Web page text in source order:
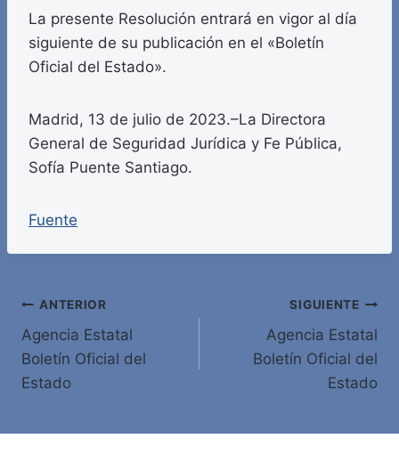
La presente Resolución entrará en vigor al día
siguiente de su publicación en el «Boletín
Oficial del Estado».
Madrid, 13 de julio de 2023.–La Directora
General de Seguridad Jurídica y Fe Pública,
Sofía Puente Santiago.
Fuente
Navegación
de
entradas
ANTERIOR
Agencia Estatal
Boletín Oficial del
Estado
SIGUIENTE
Agencia Estatal
Boletín Oficial del
Estado